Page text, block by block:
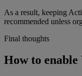
As a result, keeping
recommended unless
Final thoughts
How to